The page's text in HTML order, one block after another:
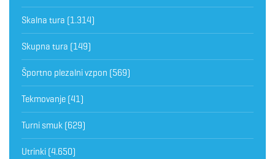
Skalna tura (1.314)
Skupna tura (149)
Športno plezalni vzpon (569)
Tekmovanje (41)
Turni smuk (629)
Utrinki (4.650)